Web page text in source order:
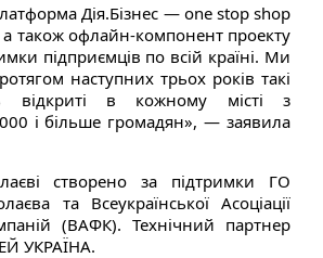
Дія.Бізнес — one stop shop
а також офлайн-компонент проекту
підприємців по всій країні. Ми
наступних трьох років такі
відкриті в кожному місті з
і більше громадян», — заявила
створено за підтримки ГО
та Всеукраїнської Асоціації
(ВАФК). Технічний партнер
УКРАЇНА.